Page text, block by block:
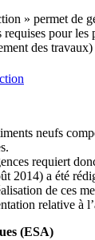
» permet de
requises pour
des
neufs
requiert
2014) a été
de ces
relative à
(ESA)